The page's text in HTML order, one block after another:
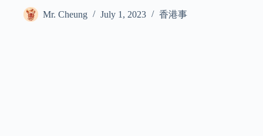
Mr. Cheung July 1, 2023 香港事